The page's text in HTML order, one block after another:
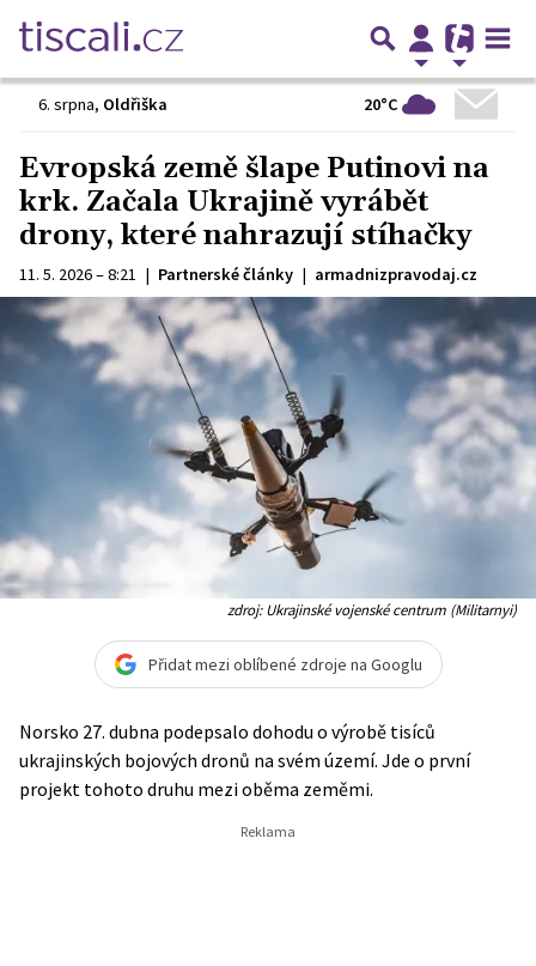
6. srpna, Oldřiška 20°C
Evropská země šlape Putinovi na
krk. Začala Ukrajině vyrábět
drony, které nahrazují stíhačky
11. 5. 2026 – 8:21 | Partnerské články | armadnizpravodaj.cz
zdroj: Ukrajinské vojenské centrum (Militarnyi)
Přidat mezi oblíbené zdroje na Googlu
Norsko 27. dubna podepsalo dohodu o výrobě tisíců
ukrajinských bojových dronů na svém území. Jde o první
projekt tohoto druhu mezi oběma zeměmi.